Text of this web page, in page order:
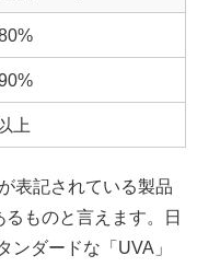
上
表記されている製品
ものと言えます。日
ンダードな「UVA」